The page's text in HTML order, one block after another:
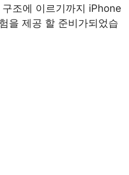
조에 이르기까지 iPhone
을 제공 할 준비가되었습